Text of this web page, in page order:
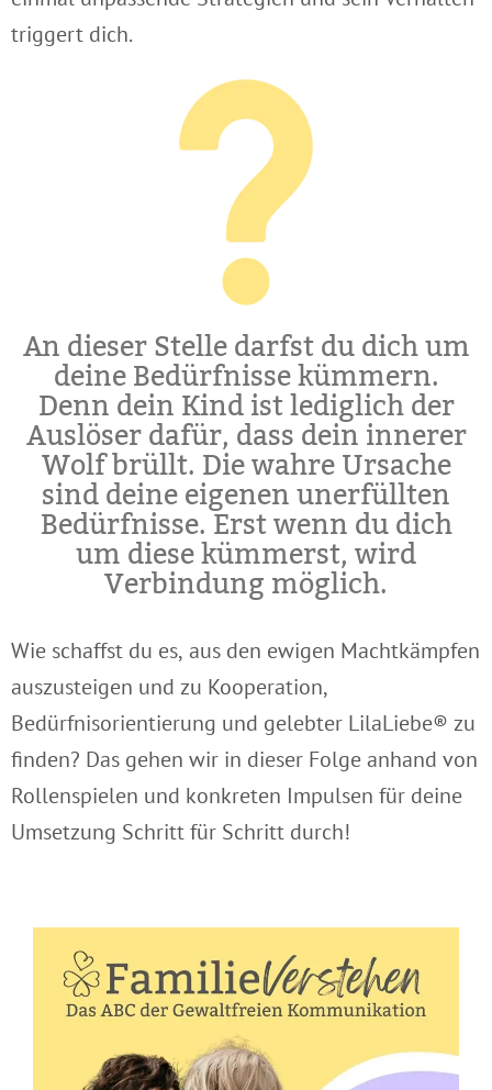
triggert dich.
An dieser Stelle darfst du dich um
deine Bedürfnisse kümmern.
Denn dein Kind ist lediglich der
Auslöser dafür, dass dein innerer
Wolf brüllt. Die wahre Ursache
sind deine eigenen unerfüllten
Bedürfnisse. Erst wenn du dich
um diese kümmerst, wird
Verbindung möglich.
Wie schaffst du es, aus den ewigen Machtkämpfen
auszusteigen und zu Kooperation,
Bedürfnisorientierung und gelebter LilaLiebe® zu
finden? Das gehen wir in dieser Folge anhand von
Rollenspielen und konkreten Impulsen für deine
Umsetzung Schritt für Schritt durch!